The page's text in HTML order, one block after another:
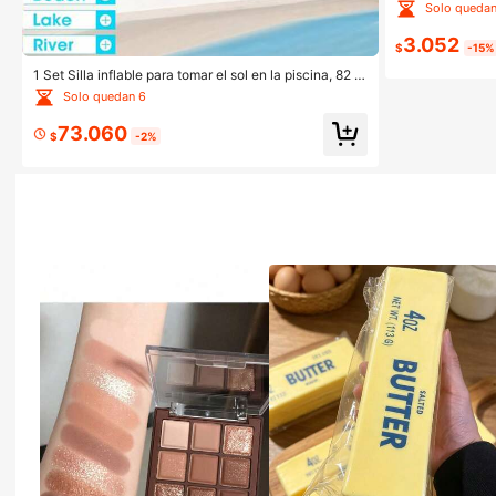
1 Set Silla inflable para tomar el sol en la piscina, 82 X
63 pulgadas (Aprox. 210 X 160 cm) Balsa de piscina e
xtra grande con almohada, Balsa de baño para tomar
el sol 4 en 1, Cama de relax para tomar el sol, Decorac
ión del hogar y jardín
Solo quedan 6
$73.060 -2%
táctil con
atación,
os y playa
Solo
$3.052 -15%